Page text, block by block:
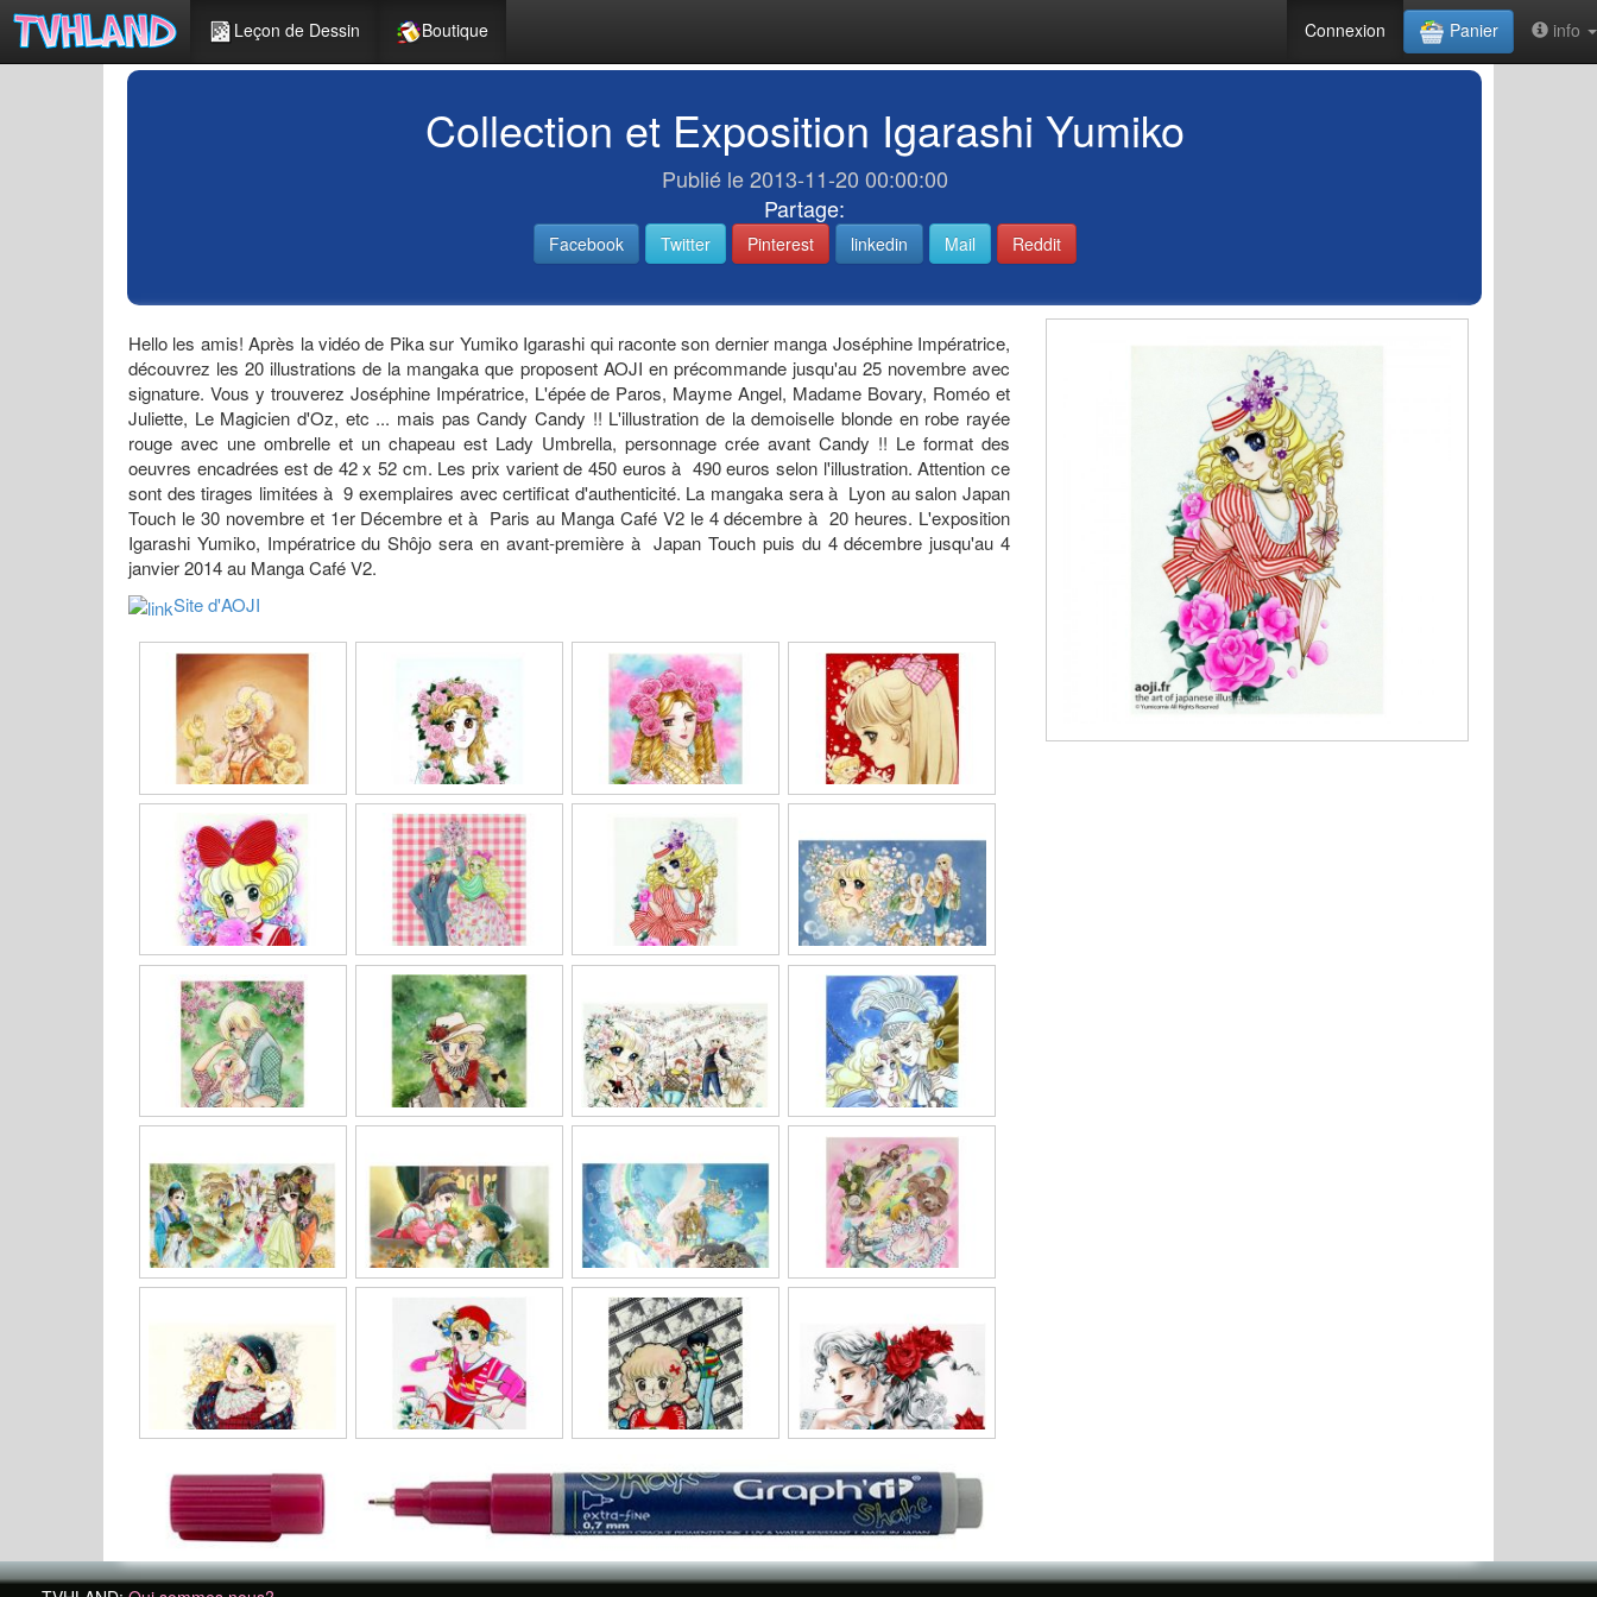
Leçon de Dessin Boutique Connexion Panier info
Collection et Exposition Igarashi Yumiko
Publié le 2013-11-20 00:00:00
Partage:
Facebook Twitter Pinterest linkedin Mail Reddit
Hello les amis! Après la vidéo de Pika sur Yumiko Igarashi qui raconte son dernier manga Joséphine Impératrice,
découvrez les 20 illustrations de la mangaka que proposent AOJI en précommande jusqu'au 25 novembre avec
signature. Vous y trouverez Joséphine Impératrice, L'épée de Paros, Mayme Angel, Madame Bovary, Roméo et
Juliette, Le Magicien d'Oz, etc ... mais pas Candy Candy !! L'illustration de la demoiselle blonde en robe rayée
rouge avec une ombrelle et un chapeau est Lady Umbrella, personnage crée avant Candy !! Le format des
oeuvres encadrées est de 42 x 52 cm. Les prix varient de 450 euros à 490 euros selon l'illustration. Attention ce
sont des tirages limitées à 9 exemplaires avec certificat d'authenticité. La mangaka sera à Lyon au salon Japan
Touch le 30 novembre et 1er Décembre et à Paris au Manga Café V2 le 4 décembre à 20 heures. L'exposition
Igarashi Yumiko, Impératrice du Shôjo sera en avant-première à Japan Touch puis du 4 décembre jusqu'au 4
janvier 2014 au Manga Café V2.
Site d'AOJI